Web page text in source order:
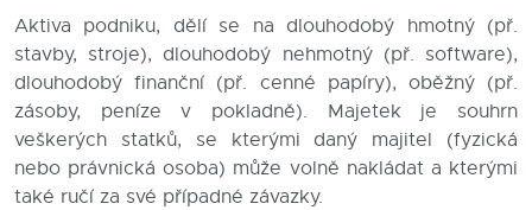
Kariéra
Partneři
Blog
Kontakty
Aktiva podniku, dělí se na dlouhodobý hmotný (př.
stavby, stroje), dlouhodobý nehmotný (př. software),
dlouhodobý finanční (př. cenné papíry), oběžný (př.
zásoby, peníze v pokladně). Majetek je souhrn
veškerých statků, se kterými daný majitel (fyzická
nebo právnická osoba) může volně nakládat a kterými
také ručí za své případné závazky.